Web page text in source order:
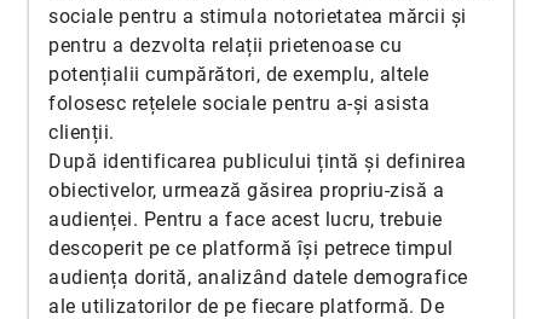
sociale pentru a stimula notorietatea mărcii și
pentru a dezvolta relații prietenoase cu
potențialii cumpărători, de exemplu, altele
folosesc rețelele sociale pentru a-și asista
clienții.
După identificarea publicului țintă și definirea
obiectivelor, urmează găsirea propriu-zisă a
audienței. Pentru a face acest lucru, trebuie
descoperit pe ce platformă își petrece timpul
audiența dorită, analizând datele demografice
ale utilizatorilor de pe fiecare platformă. De